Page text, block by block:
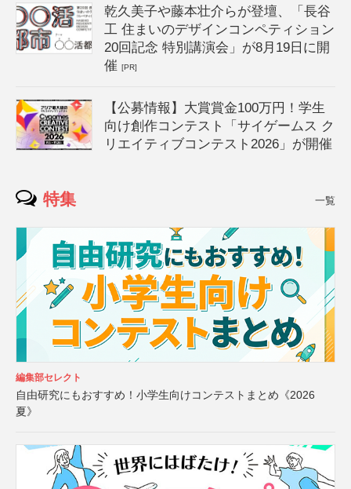
乾久美子や藤本壮介らが登壇、「長谷
工 住まいのデザインコンペティション
20回記念 特別講演会」が8月19日に開
催[PR]
【公募情報】大賞賞金100万円！学生
向け創作コンテスト「サイゲームス ク
リエイティブコンテスト2026」が開催
特集 一覧
編集部セレクト
自由研究にもおすすめ！小学生向けコンテストまとめ《2026
夏》